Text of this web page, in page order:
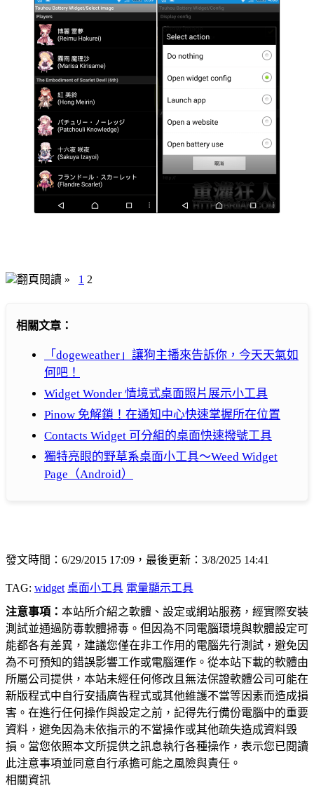
翻頁閱讀 » 1 2
相關文章：
「dogeweather」讓狗主播來告訴你，今天天氣如
何吧！
Widget Wonder 情境式桌面照片展示小工具
Pinow 免解鎖！在通知中心快速掌握所在位置
Contacts Widget 可分組的桌面快速撥號工具
獨特亮眼的野草系桌面小工具～Weed Widget
Page（Android）
發文時間：6/29/2015 17:09，最後更新：3/8/2025 14:41
TAG: widget 桌面小工具 電量顯示工具
注意事項： 本站所介紹之軟體、設定或網站服務，經實際安裝
測試並通過防毒軟體掃毒。但因為不同電腦環境與軟體設定可
能都各有差異，建議您僅在非工作用的電腦先行測試，避免因
為不可預知的錯誤影響工作或電腦運作。從本站下載的軟體由
所屬公司提供，本站未經任何修改且無法保證軟體公司可能在
新版程式中自行安插廣告程式或其他維護不當等因素而造成損
害。在進行任何操作與設定之前，記得先行備份電腦中的重要
資料，避免因為未依指示的不當操作或其他疏失造成資料毀
損。當您依照本文所提供之訊息執行各種操作，表示您已閱讀
此注意事項並同意自行承擔可能之風險與責任。
相關資訊